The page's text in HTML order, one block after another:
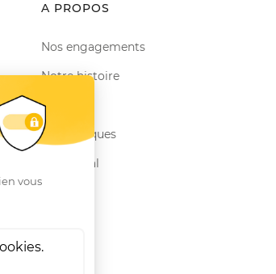
A PROPOS
Nos engagements
Notre histoire
Le Club
Nos marques
Le Journal